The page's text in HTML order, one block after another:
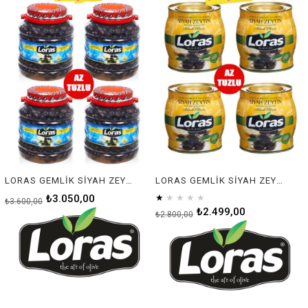
₺3.050,00
₺3.600,00
★ ★ ★ ★ ★
₺2.499,00
₺2.800,00